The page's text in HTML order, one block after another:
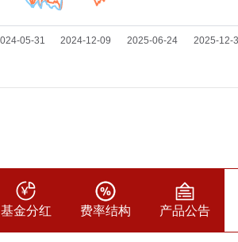
基金分红 费率结构 产品公告